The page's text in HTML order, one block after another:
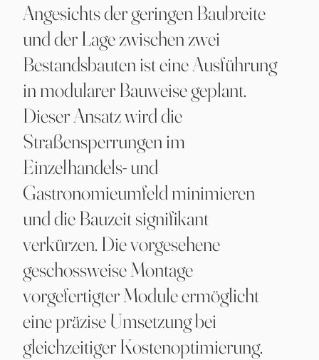
Angesichts der geringen Baubreite
und der Lage zwischen zwei
Bestandsbauten ist eine Ausführung
in modularer Bauweise geplant.
Dieser Ansatz wird die
Straßensperrungen im
Einzelhandels- und
Gastronomieumfeld minimieren
und die Bauzeit signifikant
verkürzen. Die vorgesehene
geschossweise Montage
vorgefertigter Module ermöglicht
eine präzise Umsetzung bei
gleichzeitiger Kostenoptimierung.